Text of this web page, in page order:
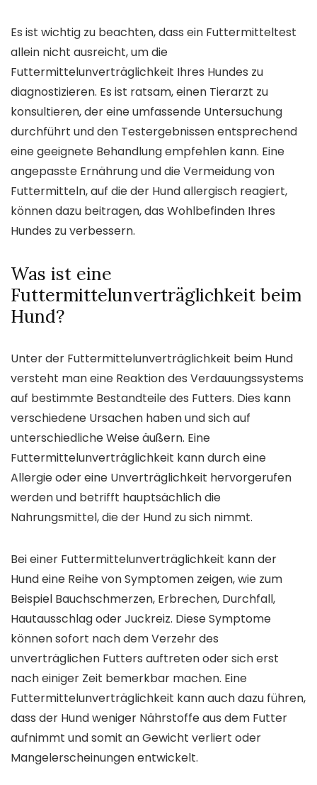
Es ist wichtig zu beachten, dass ein Futtermitteltest
allein nicht ausreicht, um die
Futtermittelunverträglichkeit Ihres Hundes zu
diagnostizieren. Es ist ratsam, einen Tierarzt zu
konsultieren, der eine umfassende Untersuchung
durchführt und den Testergebnissen entsprechend
eine geeignete Behandlung empfehlen kann. Eine
angepasste Ernährung und die Vermeidung von
Futtermitteln, auf die der Hund allergisch reagiert,
können dazu beitragen, das Wohlbefinden Ihres
Hundes zu verbessern.
Was ist eine
Futtermittelunverträglichkeit beim
Hund?
Unter der Futtermittelunverträglichkeit beim Hund
versteht man eine Reaktion des Verdauungssystems
auf bestimmte Bestandteile des Futters. Dies kann
verschiedene Ursachen haben und sich auf
unterschiedliche Weise äußern. Eine
Futtermittelunverträglichkeit kann durch eine
Allergie oder eine Unverträglichkeit hervorgerufen
werden und betrifft hauptsächlich die
Nahrungsmittel, die der Hund zu sich nimmt.
Bei einer Futtermittelunverträglichkeit kann der
Hund eine Reihe von Symptomen zeigen, wie zum
Beispiel Bauchschmerzen, Erbrechen, Durchfall,
Hautausschlag oder Juckreiz. Diese Symptome
können sofort nach dem Verzehr des
unverträglichen Futters auftreten oder sich erst
nach einiger Zeit bemerkbar machen. Eine
Futtermittelunverträglichkeit kann auch dazu führen,
dass der Hund weniger Nährstoffe aus dem Futter
aufnimmt und somit an Gewicht verliert oder
Mangelerscheinungen entwickelt.